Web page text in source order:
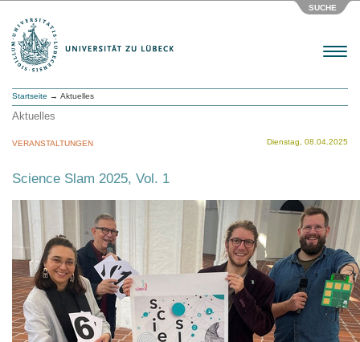
SUCHE
Menu
Startseite → Aktuelles
Aktuelles
Dienstag, 08.04.2025
VERANSTALTUNGEN
Science Slam 2025, Vol. 1